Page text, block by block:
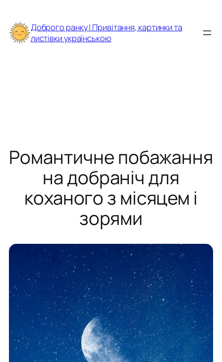
до
вмісту
Доброго ранку | Привітання, картинки та
листівки українською
Романтичне побажання
на добраніч для
коханого з місяцем і
зорями